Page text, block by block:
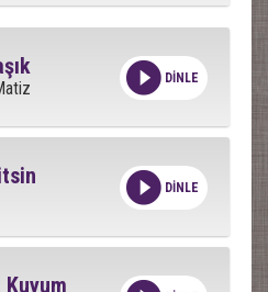
DİNLE
DİNLE